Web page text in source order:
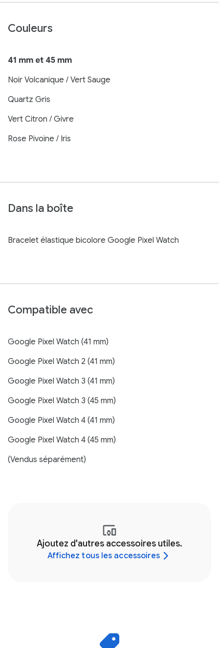
Couleurs
41 mm et 45 mm
Noir Volcanique / Vert Sauge
Quartz Gris
Vert Citron / Givre
Rose Pivoine / Iris
Dans la boîte
Bracelet élastique bicolore Google Pixel Watch
Compatible avec
Google Pixel Watch (41 mm)
Google Pixel Watch 2 (41 mm)
Google Pixel Watch 3 (41 mm)
Google Pixel Watch 3 (45 mm)
Google Pixel Watch 4 (41 mm)
Google Pixel Watch 4 (45 mm)
(Vendus séparément)
Ajoutez d'autres accessoires utiles.
Affichez tous les accessoires